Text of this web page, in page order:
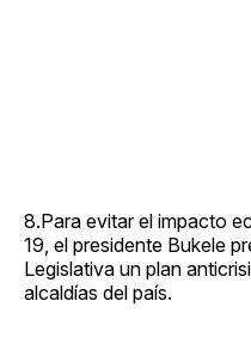
8.Para evitar el impacto
19, el presidente Bukele
Legislativa un plan
alcaldías del país.